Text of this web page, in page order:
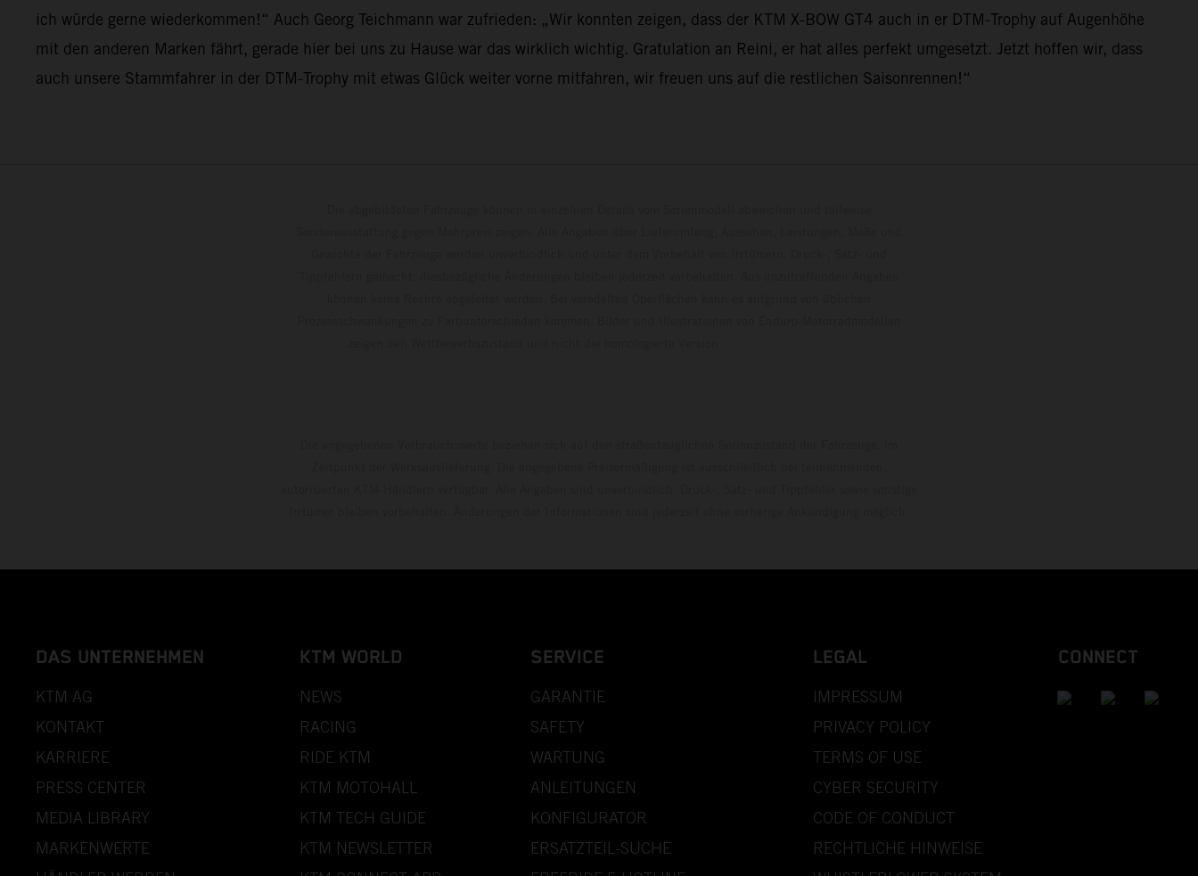
ich würde gerne wiederkommen!“ Auch Georg Teichmann war zufrieden: „Wir konnten zeigen, dass der KTM X-BOW GT4 auch in er DTM-Trophy auf Augenhöhe
mit den anderen Marken fährt, gerade hier bei uns zu Hause war das wirklich wichtig. Gratulation an Reini, er hat alles perfekt umgesetzt. Jetzt hoffen wir, dass
auch unsere Stammfahrer in der DTM-Trophy mit etwas Glück weiter vorne mitfahren, wir freuen uns auf die restlichen Saisonrennen!“
DAS UNTERNEHMEN
KTM AG
KONTAKT
KARRIERE
PRESS CENTER
MEDIA LIBRARY
MARKENWERTE
KTM WORLD
NEWS
RACING
RIDE KTM
KTM MOTOHALL
KTM TECH GUIDE
KTM NEWSLETTER
SERVICE
GARANTIE
SAFETY
WARTUNG
ANLEITUNGEN
KONFIGURATOR
ERSATZTEIL-SUCHE
LEGAL
IMPRESSUM
PRIVACY POLICY
TERMS OF USE
CYBER SECURITY
CODE OF CONDUCT
RECHTLICHE HINWEISE
CONNECT